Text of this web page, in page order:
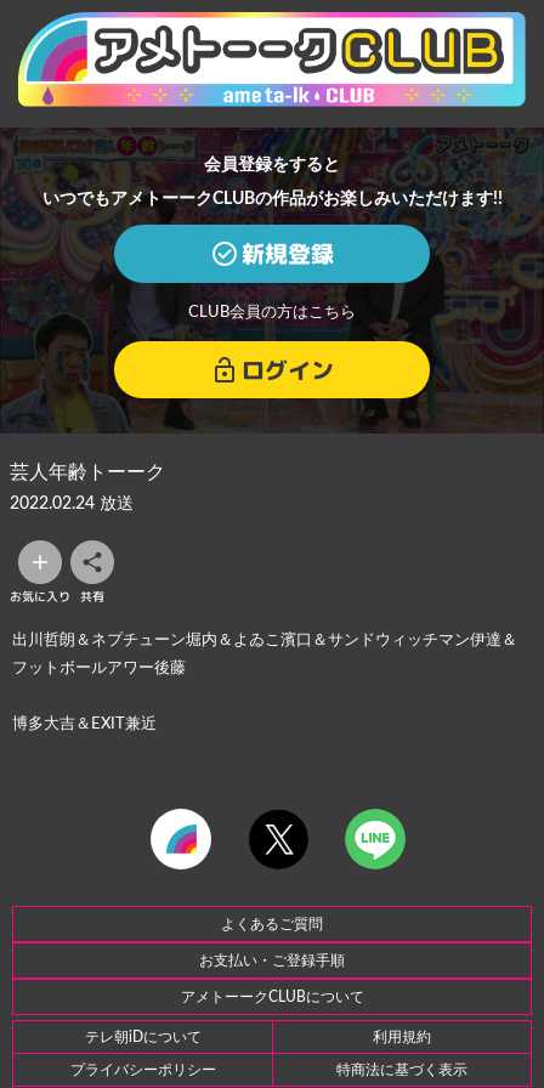
会員登録をすると
いつでもアメトーークCLUBの作品がお楽しみいただけます!!
新規登録
CLUB会員の方はこちら
ログイン
芸人年齢トーーク
2022.02.24 放送
お気に入り 共有
出川哲朗＆ネプチューン堀内＆よゐこ濱口＆サンドウィッチマン伊達＆
フットボールアワー後藤
博多大吉＆EXIT兼近
よくあるご質問
お支払い・ご登録手順
アメトーークCLUBについて
テレ朝iDについて 利用規約
プライバシーポリシー 特商法に基づく表示